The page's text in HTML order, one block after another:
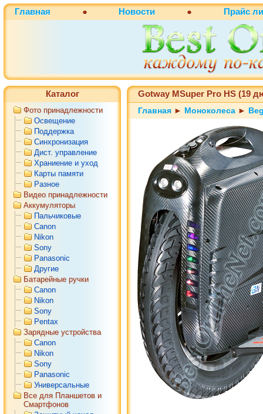
Главная ● Новости ● Прайс
Каталог
Фото принадлежности
Освещение
Поддержка
Синхронизация
Дист. управление
Храниение и уход
Карты памяти
Разное
Видео принадлежности
Аккумуляторы
Пальчиковые
Canon
Nikon
Sony
Panasonic
Другие
Батарейные ручки
Canon
Nikon
Sony
Pentax
Зарядные устройства
Canon
Nikon
Sony
Panasonic
Универсальные
Все для Планшетов и
Смартфонов
Gotway MSuper Pro HS (19
Главная ► Моноколеса ►